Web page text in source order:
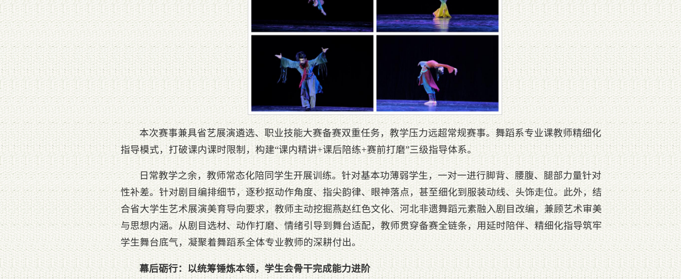
本次赛事兼具省艺展演遴选、职业技能大赛备赛双重任务，教学压力远超常规赛事。舞蹈系专业课教师精细化
指导模式，打破课内课时限制，构建“课内精讲+课后陪练+赛前打磨”三级指导体系。
日常教学之余，教师常态化陪同学生开展训练。针对基本功薄弱学生，一对一进行脚背、腰腹、腿部力量针对
性补差。针对剧目编排细节，逐秒抠动作角度、指尖韵律、眼神落点，甚至细化到服装动线、头饰走位。此外，结
合省大学生艺术展演美育导向要求，教师主动挖掘燕赵红色文化、河北非遗舞蹈元素融入剧目改编，兼顾艺术审美
与思想内涵。从剧目选材、动作打磨、情绪引导到舞台适配，教师贯穿备赛全链条，用延时陪伴、精细化指导筑牢
学生舞台底气，凝聚着舞蹈系全体专业教师的深耕付出。
幕后砺行：以统筹锤炼本领，学生会骨干完成能力进阶